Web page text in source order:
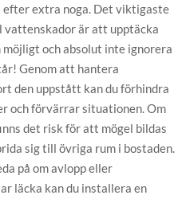
efter extra noga. Det viktigaste
vattenskador är att upptäcka
möjligt och absolut inte ignorera
Genom att hantera
den uppstått kan du förhindra
och förvärrar situationen. Om
det risk för att mögel bildas
sig till övriga rum i bostaden.
på om avlopp eller
läcka kan du installera en